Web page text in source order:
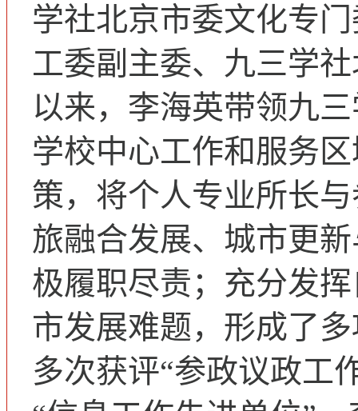
学社北京市委文化专
工委副主委、九三学
以来，李海英带领九
学校中心工作和服务
策，将个人专业所长
旅融合发展、城市更
极履职尽责；充分发
市发展难题，形成了
多次获评“参政议政工